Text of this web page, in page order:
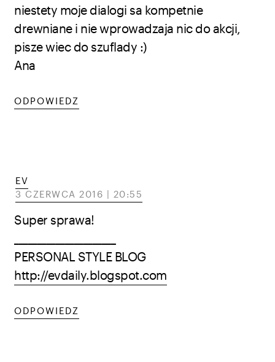
niestety moje dialogi sa kompetnie
drewniane i nie wprowadzaja nic do akcji,
pisze wiec do szuflady :)
Ana
ODPOWIEDZ
EV
3 CZERWCA 2016 | 20:55
Super sprawa!
PERSONAL STYLE BLOG
http://evdaily.blogspot.com
ODPOWIEDZ